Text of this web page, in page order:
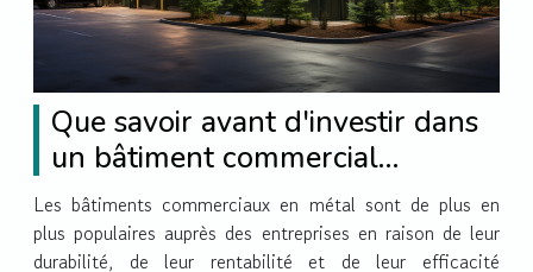
Que savoir avant d'investir dans
un bâtiment commercial
métallique ?
Les bâtiments commerciaux en métal sont de plus en
plus populaires auprès des entreprises en raison de leur
durabilité, de leur rentabilité et de leur efficacité